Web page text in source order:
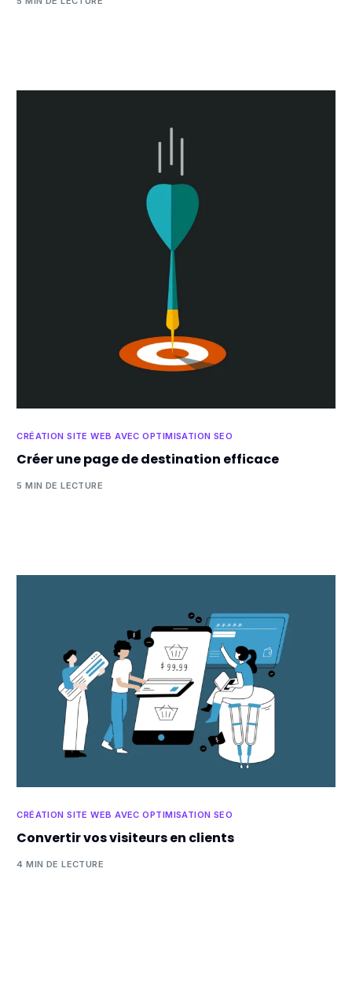
CRÉATION SITE WEB AVEC OPTIMISATION SEO
Créer une page de destination efficace
5 MIN DE LECTURE
CRÉATION SITE WEB AVEC OPTIMISATION SEO
Convertir vos visiteurs en clients
4 MIN DE LECTURE